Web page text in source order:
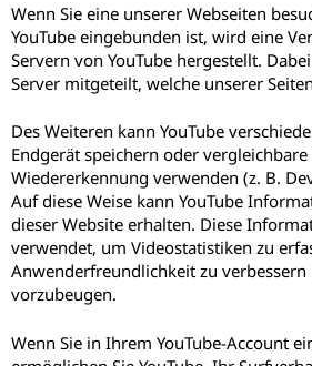
Wenn Sie eine unserer Webseiten
YouTube eingebunden ist, wird eine
Servern von YouTube hergestellt.
Server mitgeteilt, welche unserer
Des Weiteren kann YouTube
Endgerät speichern oder
Wiedererkennung verwenden (z. B.
Auf diese Weise kann YouTube
dieser Website erhalten. Diese
verwendet, um Videostatistiken zu
Anwenderfreundlichkeit zu
vorzubeugen.
Wenn Sie in Ihrem YouTube-Account